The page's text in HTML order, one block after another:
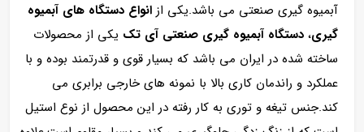
آبمیوه گیری صنعتی می باشد.یکی از انواع دستگاه های آبمیوه
گیری، دستگاه آبمیوه گیری صنعتی آی تک یکی از محصولات
ساخته شده در ایران می باشد که بسیار قوی و قدرتمند بوده و با
عملکرد و راندمان کاری بالا با نمونه های خارجی برابری می
کند.جنس تیغه و توری به کار رفته در این محصول از نوع استیل